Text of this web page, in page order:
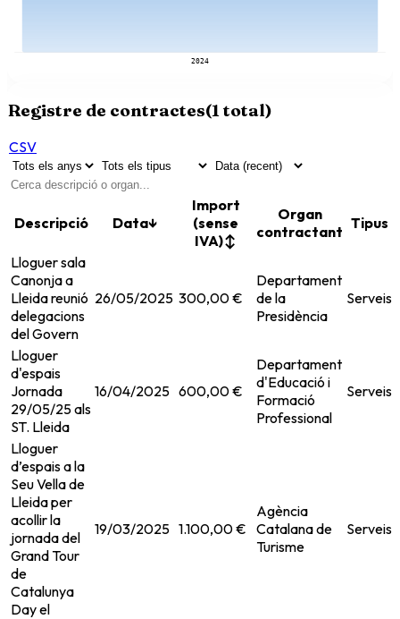
2024
Registre de contractes(1total)
CSV
Descripció Data↓
Import
(sense
IVA)↕
Organ
contractant Tipus
Lloguer sala
Canonja a
Lleida reunió
delegacions
del Govern
26/05/2025 300,00 €
Departament
de la
Presidència
Serveis
Lloguer
d'espais
Jornada
29/05/25 als
ST. Lleida
16/04/2025 600,00 €
Departament
d'Educació i
Formació
Professional
Serveis
Lloguer
d’espais a la
Seu Vella de
Lleida per
acollir la
jornada del
Grand Tour
de
Catalunya
Day el
19/03/2025 1.100,00 €
Agència
Catalana de
Turisme
Serveis